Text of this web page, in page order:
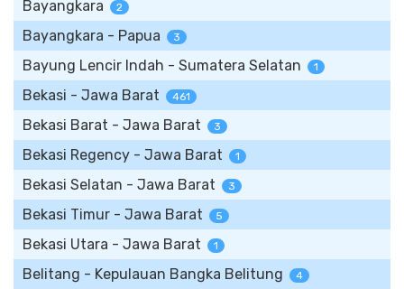
Bayangkara 2
Bayangkara - Papua 3
Bayung Lencir Indah - Sumatera Selatan 1
Bekasi - Jawa Barat 461
Bekasi Barat - Jawa Barat 3
Bekasi Regency - Jawa Barat 1
Bekasi Selatan - Jawa Barat 3
Bekasi Timur - Jawa Barat 5
Bekasi Utara - Jawa Barat 1
Belitang - Kepulauan Bangka Belitung 4